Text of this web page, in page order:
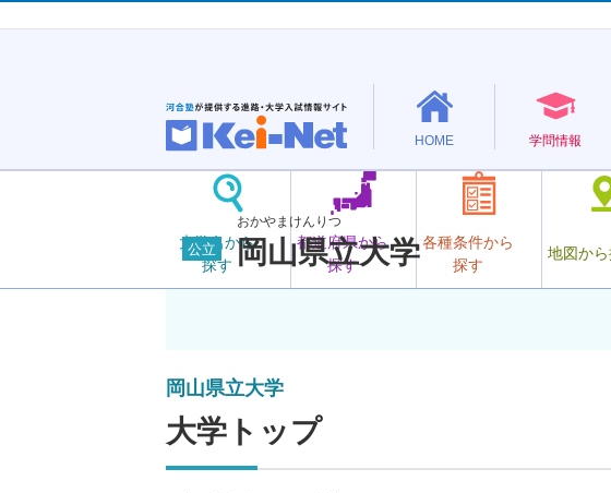
HOME 学問情報
大学名から
探す
都道府県から
探す
各種条件から
探す
地図か
公立
おかやまけんりつ
岡山県立大学
岡山県立大学
大学トップ